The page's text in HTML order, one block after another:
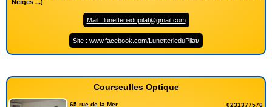
Neiges ...)
Mail : lunetteriedupilat@gmail.com
Site : www.facebook.com/LunetterieduPilat/
Courseulles Optique
65 rue de la Mer 0231377576